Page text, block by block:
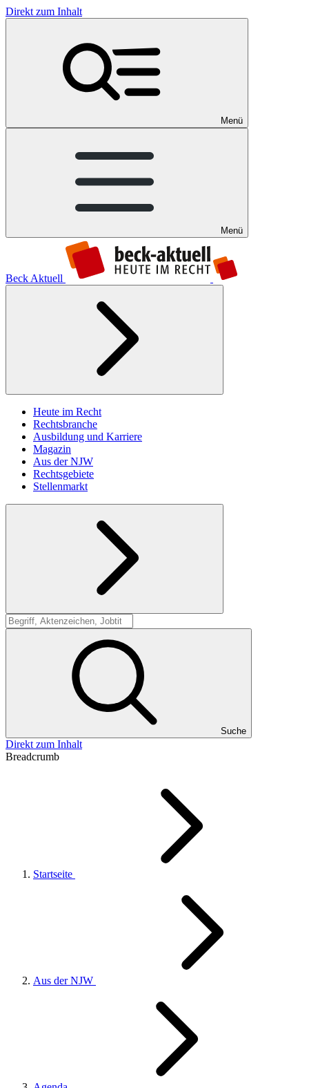
Direkt zum Inhalt
Menü
Menü
Beck Aktuell
Heute im Recht
Rechtsbranche
Ausbildung und Karriere
Magazin
Aus der NJW
Rechtsgebiete
Stellenmarkt
Suche
Suche
Direkt zum Inhalt
Breadcrumb
Startseite
Aus der NJW